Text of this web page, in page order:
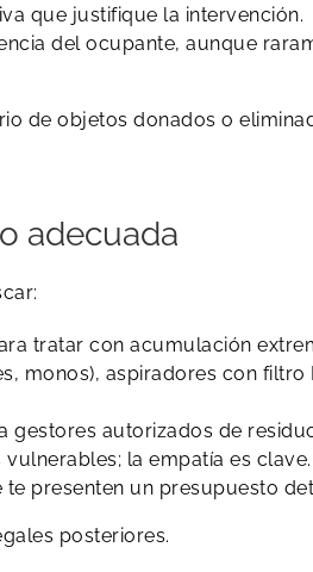
que justifique la intervención.
del ocupante, aunque
de objetos donados o
adecuada
tratar con acumulación
monos), aspiradores con filtro
gestores autorizados de
la empatía es clave.
presenten un presupuesto
posteriores.